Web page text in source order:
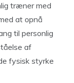
træner med
at opnå
til personlig
af
fysisk styrke